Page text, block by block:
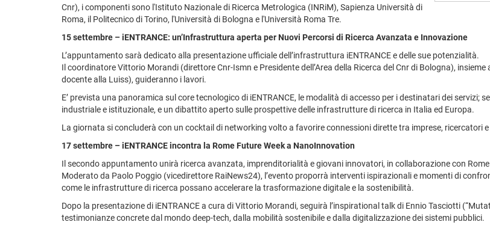
Cnr), i componenti sono l'Istituto Nazionale di Ricerca Metrologica (INRiM), Sapienza Università di
Roma, il Politecnico di Torino, l'Università di Bologna e l'Università Roma Tre.
15 settembre – iENTRANCE: un’Infrastruttura aperta per Nuovi Percorsi di Ricerca Avanzata e Innovazione
L’appuntamento sarà dedicato alla presentazione ufficiale dell’infrastruttura iENTRANCE e delle sue potenzialità.
Il coordinatore Vittorio Morandi (direttore Cnr-Ismn e Presidente dell’Area della Ricerca del Cnr di Bologna),
docente alla Luiss), guideranno i lavori.
E’ prevista una panoramica sul core tecnologico di iENTRANCE, le modalità di accesso per i destinatari dei
industriale e istituzionale, e un dibattito aperto sulle prospettive delle infrastrutture di ricerca in Italia ed Europa.
La giornata si concluderà con un cocktail di networking volto a favorire connessioni dirette tra imprese, ricercatori
17 settembre – iENTRANCE incontra la Rome Future Week a NanoInnovation
Il secondo appuntamento unirà ricerca avanzata, imprenditorialità e giovani innovatori, in collaborazione con Rome
Moderato da Paolo Poggio (vicedirettore RaiNews24), l’evento proporrà interventi ispirazionali e momenti di
come le infrastrutture di ricerca possano accelerare la trasformazione digitale e la sostenibilità.
Dopo la presentazione di iENTRANCE a cura di Vittorio Morandi, seguirà l’inspirational talk di Ennio Tasciotti
testimonianze concrete dal mondo deep-tech, dalla mobilità sostenibile e dalla digitalizzazione dei sistemi pubblici.